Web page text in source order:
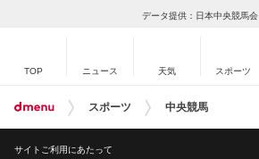
データ提供：日本中央競馬会
TOP ニュース 天気 スポーツ
スポーツ 中央競馬
サイトご利用にあたって